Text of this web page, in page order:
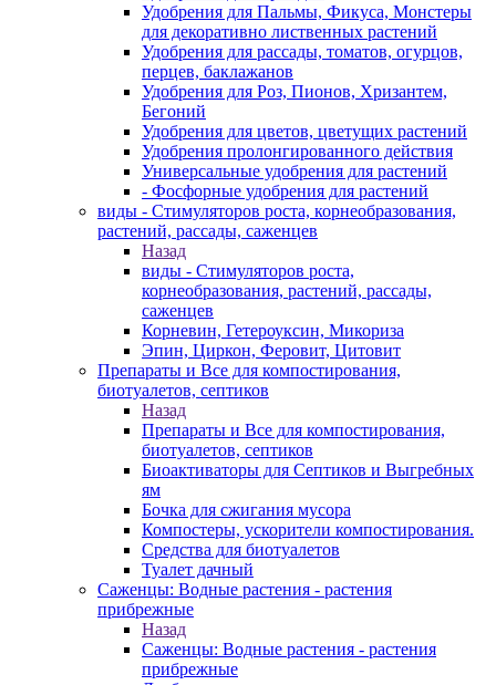
Удобрения для Пальмы, Фикуса, Монстеры
для декоративно лиственных растений
Удобрения для рассады, томатов, огурцов,
перцев, баклажанов
Удобрения для Роз, Пионов, Хризантем,
Бегоний
Удобрения для цветов, цветущих растений
Удобрения пролонгированного действия
Универсальные удобрения для растений
- Фосфорные удобрения для растений
виды - Стимуляторов роста, корнеобразования,
растений, рассады, саженцев
Назад
виды - Стимуляторов роста,
корнеобразования, растений, рассады,
саженцев
Корневин, Гетероуксин, Микориза
Эпин, Циркон, Феровит, Цитовит
Препараты и Все для компостирования,
биотуалетов, септиков
Назад
Препараты и Все для компостирования,
биотуалетов, септиков
Биоактиваторы для Септиков и Выгребных
ям
Бочка для сжигания мусора
Компостеры, ускорители компостирования.
Средства для биотуалетов
Туалет дачный
Саженцы: Водные растения - растения
прибрежные
Назад
Саженцы: Водные растения - растения
прибрежные